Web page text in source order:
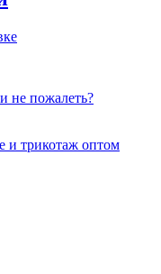
не пожалеть?
и трикотаж оптом